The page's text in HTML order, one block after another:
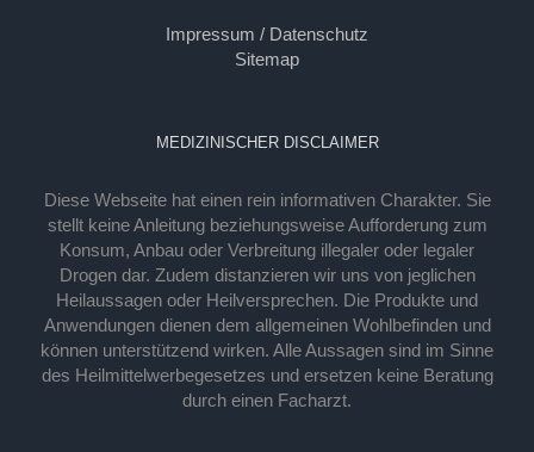
Impressum / Datenschutz
Sitemap
MEDIZINISCHER DISCLAIMER
Diese Webseite hat einen rein informativen Charakter. Sie
stellt keine Anleitung beziehungsweise Aufforderung zum
Konsum, Anbau oder Verbreitung illegaler oder legaler
Drogen dar. Zudem distanzieren wir uns von jeglichen
Heilaussagen oder Heilversprechen. Die Produkte und
Anwendungen dienen dem allgemeinen Wohlbefinden und
können unterstützend wirken. Alle Aussagen sind im Sinne
des Heilmittelwerbegesetzes und ersetzen keine Beratung
durch einen Facharzt.